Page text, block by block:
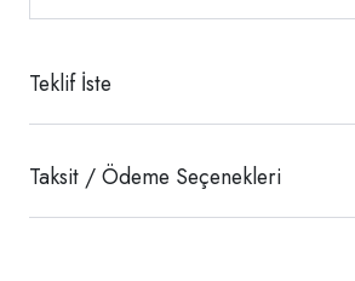
Teklif İste
Taksit / Ödeme Seçenekleri